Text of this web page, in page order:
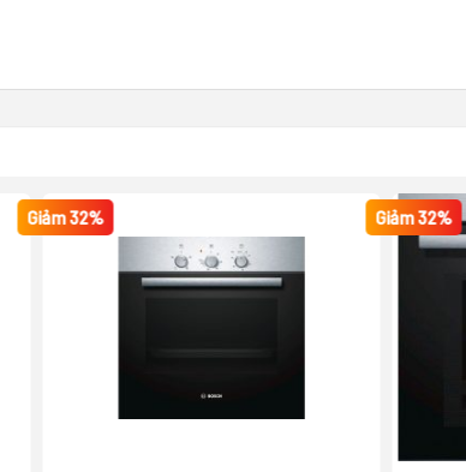
Giảm 32% Giảm 32%